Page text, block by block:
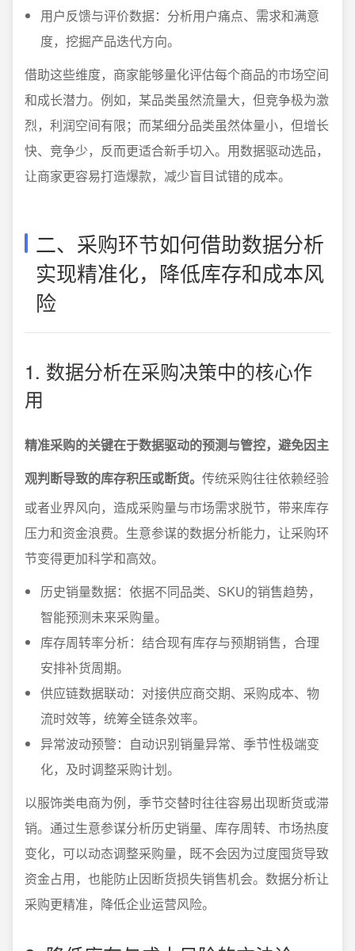
用户反馈与评价数据：分析用户痛点、需求和满意
度，挖掘产品迭代方向。
借助这些维度，商家能够量化评估每个商品的市场空间
和成长潜力。例如，某品类虽然流量大，但竞争极为激
烈，利润空间有限；而某细分品类虽然体量小，但增长
快、竞争少，反而更适合新手切入。用数据驱动选品，
让商家更容易打造爆款，减少盲目试错的成本。
二、采购环节如何借助数据分析
实现精准化，降低库存和成本风
险
1. 数据分析在采购决策中的核心作
用
精准采购的关键在于数据驱动的预测与管控，避免因主
观判断导致的库存积压或断货。 传统采购往往依赖经验
或者业界风向，造成采购量与市场需求脱节，带来库存
压力和资金浪费。生意参谋的数据分析能力，让采购环
节变得更加科学和高效。
历史销量数据：依据不同品类、SKU的销售趋势，
智能预测未来采购量。
库存周转率分析：结合现有库存与预期销售，合理
安排补货周期。
供应链数据联动：对接供应商交期、采购成本、物
流时效等，统筹全链条效率。
异常波动预警：自动识别销量异常、季节性极端变
化，及时调整采购计划。
以服饰类电商为例，季节交替时往往容易出现断货或滞
销。通过生意参谋分析历史销量、库存周转、市场热度
变化，可以动态调整采购量，既不会因为过度囤货导致
资金占用，也能防止因断货损失销售机会。数据分析让
采购更精准，降低企业运营风险。